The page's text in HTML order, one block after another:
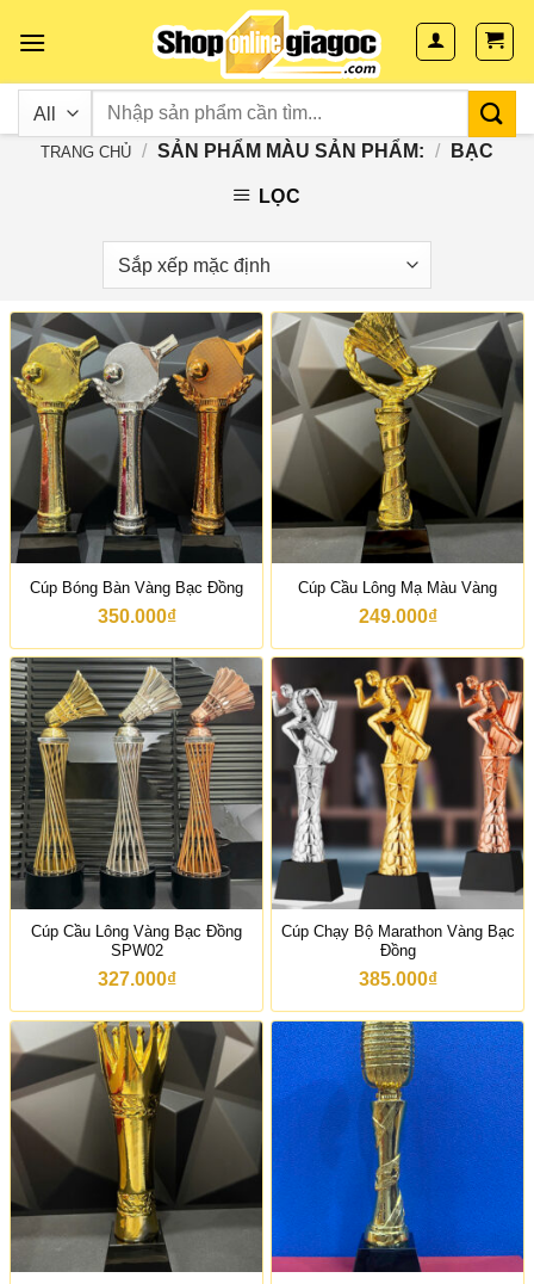
TRANG CHỦ / SẢN PHẨM MÀU SẢN PHẨM: / BẠC
LỌC
Cúp Bóng Bàn Vàng Bạc Đồng
350.000₫
Cúp Cầu Lông Mạ Màu Vàng
249.000₫
Cúp Cầu Lông Vàng Bạc Đồng
SPW02
327.000₫
Cúp Chạy Bộ Marathon Vàng Bạc
Đồng
385.000₫